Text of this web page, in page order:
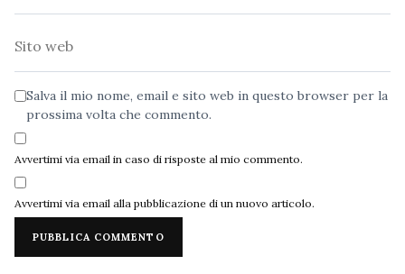
Salva il mio nome, email e sito web in questo browser per la
prossima volta che commento.
Avvertimi via email in caso di risposte al mio commento.
Avvertimi via email alla pubblicazione di un nuovo articolo.